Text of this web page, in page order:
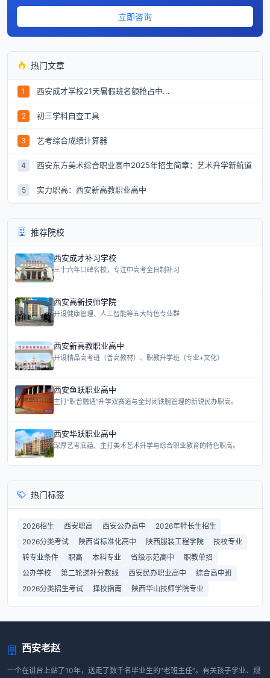
立即咨询
热门文章
1 西安成才学校21天暑假班名额抢占中...
2 初三学科自查工具
3 艺考综合成绩计算器
4 西安东方美术综合职业高中2025年招生简章：艺术升学新航道
5 实力职高：西安新高教职业高中
推荐院校
西安成才补习学校
三十六年口碑名校，专注中高考全日制补习
西安高新技师学院
开设健康管理、人工智能等五大特色专业群
西安新高教职业高中
开设精品高考班（普高教材）、职教升学班（专业+文化）
西安鱼跃职业高中
主打“职普融通”升学双赛道与全封闭铁腕管理的新锐民办职高。
西安华跃职业高中
深厚艺考底蕴、主打美术艺术升学与综合职业教育的特色职高。
热门标签
2026招生 西安职高 西安公办高中
2026年特长生招生
2026分类考试
陕西省标准化高中 陕西服装工程学院
技校专业
转专业条件
职高 本科专业 省级示范高中
职教单招
公办学校
第二轮递补分数线 西安民办职业高中
综合高中班
2026分类招生考试
择校指南 陕西华山技师学院专业
西安老赵
一个在讲台上站了10年，送走了数千名毕业生的“老班主任”。有关孩子学业、规